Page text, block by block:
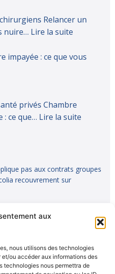
aux
nous utilisons des technologies
ou accéder aux informations des
technologies nous permettra de
Relancer un
nuire… Lire la suite
impayée : ce que vous
privés Chambre
: ce que… Lire la suite
pas aux contrats groupes
recouvrement sur
: Comprendre la gouvernance